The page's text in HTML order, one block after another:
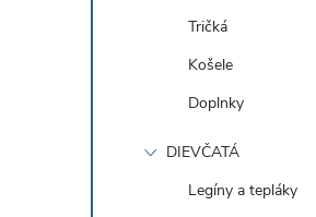
Tričká
Košele
Doplnky
DIEVČATÁ
Legíny a tepláky